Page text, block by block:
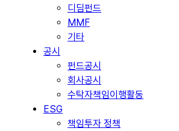
디딤펀드
MMF
기타
공시
펀드공시
회사공시
수탁자책임이행활동
ESG
책임투자 정책